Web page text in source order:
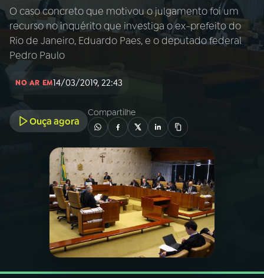
AO VIVO
02A RÁDIO
03PROGRAMAÇÃO
PROGRAMAS
PODCASTS
VIDEOCASTS
O caso concreto que motivou o julgamento foi um
recurso no inquérito que investiga o ex-prefeito do
Rio de Janeiro, Eduardo Paes, e o deputado federal
Pedro Paulo
NO AR EM14/03/2019, 22:43
Ouça agora
Compartilhe